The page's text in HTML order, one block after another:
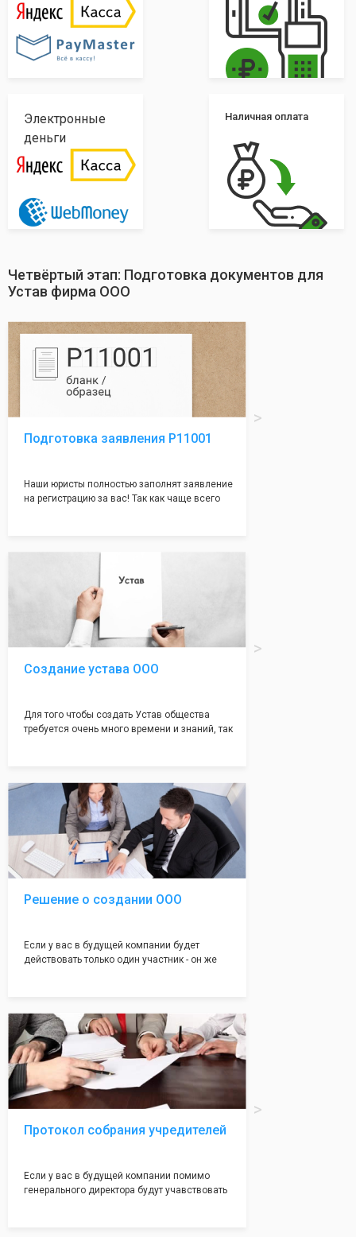
Электронные
деньги
Наличная оплата
Четвёртый этап: Подготовка документов для
Устав фирма ООО
Подготовка заявления Р11001
Наши юристы полностью заполнят заявление
на регистрацию за вас! Так как чаще всего
большая часть отказов - наши юристы с
оформление самого сложного документа на
себя! Многолетний опыт работы наших
юристов позволяет оформлять заявление без
ошибок, тем самым гарантируя вам
успешную регистрацию в налоговой
Создание устава ООО
Для того чтобы создать Устав общества
требуется очень много времени и знаний, так
Наша компания предоставит вам свой
уникальный Устав Общества, который
подойдет для любой компании. Устав,
сделанный нашими профессиональными
юристами, успешно проходит регистрацию в
налоговой инспекции!
Решение о создании ООО
Если у вас в будущей компании будет
действовать только один участник - он же
грамотно составят данное заявление, а Вам
нужно будет только поставить подпись на
нём!
Протокол собрания учредителей
Если у вас в будущей компании помимо
генерального директора будут учавствовать